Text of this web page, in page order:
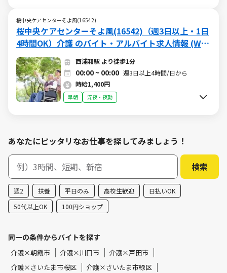
桜中央ケアセンターそよ風(16542)
桜中央ケアセンターそよ風(16542)（週3日以上・1日
4時間OK）介護 のバイト・アルバイト求人情報 (W01
5546364)（深夜）西浦和駅 より徒歩1分
00:00 ~ 00:00 週3日以上4時間/日から
時給1,400円
早朝 深夜・夜勤
あなたにピッタリなお仕事を探してみましょう！
週2 扶養 平日のみ 高校生歓迎
日払いOK
50代以上OK
100円ショップ
同一の条件からバイトを探す
介護×朝霞市 介護×川口市
介護×戸田市
介護×さいたま市桜区
介護×さいたま市緑区